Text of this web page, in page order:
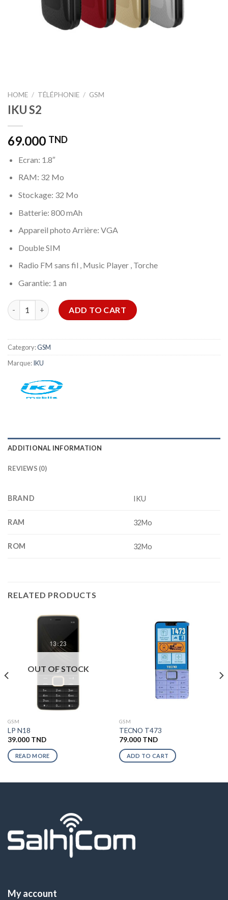
HOME / TÉLÉPHONIE / GSM
IKU S2
69.000 TND
Ecran: 1.8″
RAM: 32 Mo
Stockage: 32 Mo
Batterie: 800 mAh
Appareil photo Arrière: VGA
Double SIM
Radio FM sans fil , Music Player , Torche
Garantie: 1 an
IKU S2 quantity ADD TO CART
Category:GSM
Marque:IKU
ADDITIONAL INFORMATION
REVIEWS (0)
BRAND IKU
RAM 32Mo
ROM 32Mo
RELATED PRODUCTS
OUT OF STOCK
GSM
LP N18
39.000 TND
READ MORE
GSM
TECNO T473
79.000 TND
ADD TO CART
My account